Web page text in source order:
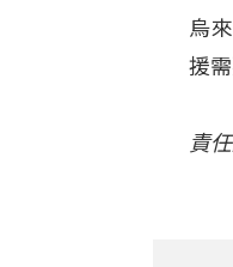
烏
援
責